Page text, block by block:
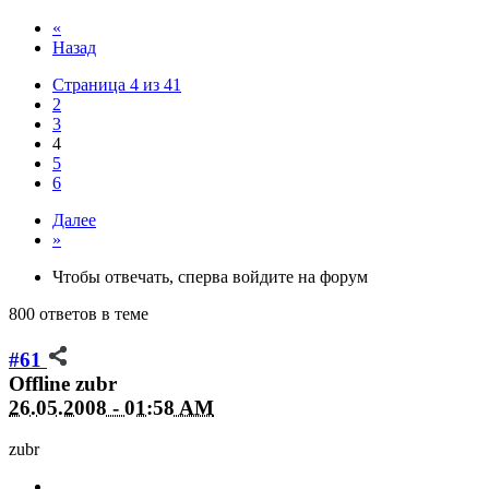
«
Назад
Страница 4 из 41
2
3
4
5
6
Далее
»
Чтобы отвечать, сперва войдите на форум
800 ответов в теме
#61
Offline zubr
26.05.2008 - 01:58 AM
zubr